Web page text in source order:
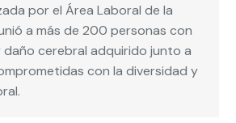
por el Área Laboral de la
a más de 200 personas con
cerebral adquirido junto a
con la diversidad y